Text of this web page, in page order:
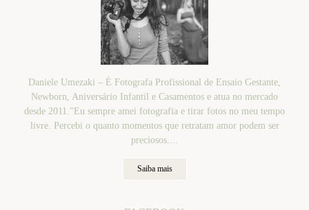
Daniele Umezaki – É Fotografa Profissional de Ensaio Gestante,
Newborn, Aniversário Infantil e Casamentos e atua no mercado
desde 2011."Eu sempre amei fotografia e tirar fotos no meu tempo
livre. Percebi o quanto momentos que retratam amor podem ser
preciosos....
Saiba mais